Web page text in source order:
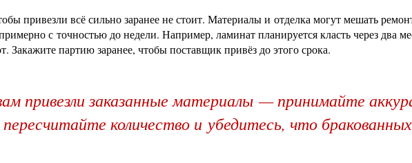
привезли всё сильно заранее не стоит. Материалы и отделка могут мешать
с точностью до недели. Например, ламинат планируется класть через два
Закажите партию заранее, чтобы поставщик привёз до этого срока.
привезли заказанные материалы — принимайте
количество и убедитесь, что